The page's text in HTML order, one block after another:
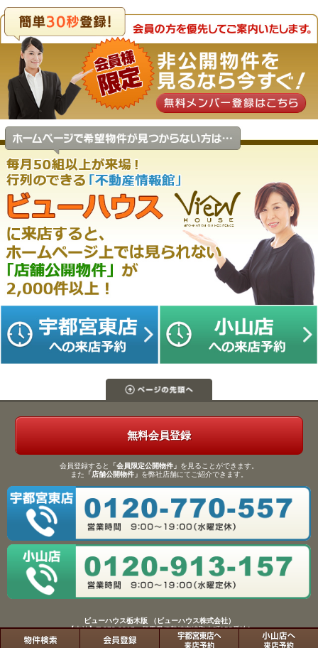
無料会員登録
会員登録すると 「会員限定公開物件」 を見ることができます。
また 「店舗公開物件」 を弊社店舗にてご紹介できます。
ビューハウス栃木版 （ビューハウス株式会社）
【本社】〒372-0817 群馬県伊勢崎市連取本町158番地1
TEL：0270-61-9133／FAX：0270-61-9155